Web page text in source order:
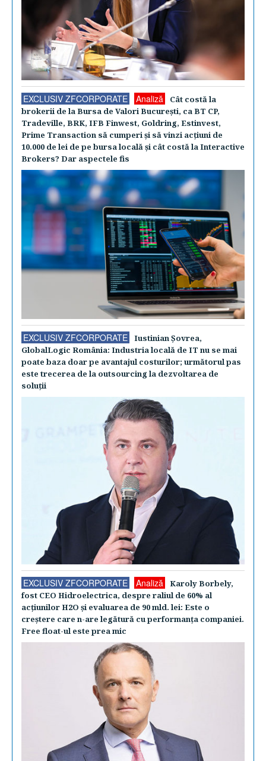
EXCLUSIV ZFCORPORATE Analiză
Cât costă la
brokerii de la Bursa de Valori Bucureşti, ca BT CP,
Tradeville, BRK, IFB Finwest, Goldring, Estinvest,
Prime Transaction să cumperi şi să vinzi acţiuni de
10.000 de lei de pe bursa locală şi cât costă la Interactive
Brokers? Dar aspectele fis
EXCLUSIV ZFCORPORATE
Iustinian Şovrea,
GlobalLogic România: Industria locală de IT nu se mai
poate baza doar pe avantajul costurilor; următorul pas
este trecerea de la outsourcing la dezvoltarea de
soluţii
EXCLUSIV ZFCORPORATE Analiză
Karoly Borbely,
fost CEO Hidroelectrica, despre raliul de 60% al
acţiunilor H2O şi evaluarea de 90 mld. lei: Este o
creştere care n-are legătură cu performanţa companiei.
Free float-ul este prea mic